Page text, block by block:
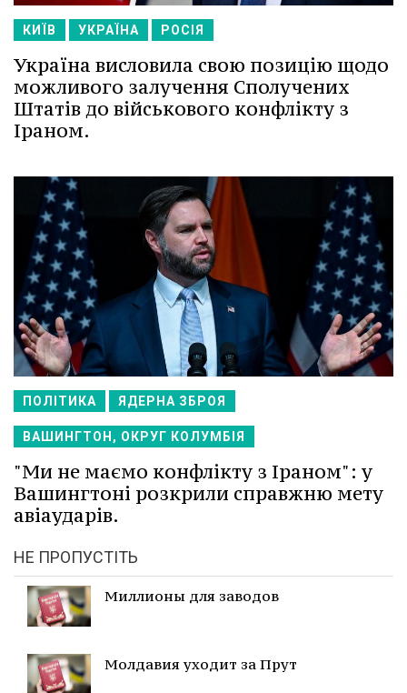
КИЇВ УКРАЇНА РОСІЯ
Україна висловила свою позицію щодо
можливого залучення Сполучених
Штатів до військового конфлікту з
Іраном.
ПОЛІТИКА ЯДЕРНА ЗБРОЯ
ВАШИНГТОН, ОКРУГ КОЛУМБІЯ
"Ми не маємо конфлікту з Іраном": у
Вашингтоні розкрили справжню мету
авіаударів.
НЕ ПРОПУСТІТЬ
Миллионы для заводов
Молдавия уходит за Прут